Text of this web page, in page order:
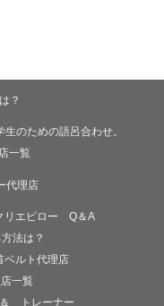
？
生のための語呂合わせ。
一覧
代理店
リエピロー Q＆A
法は？
ベルト代理店
一覧
トレーナー